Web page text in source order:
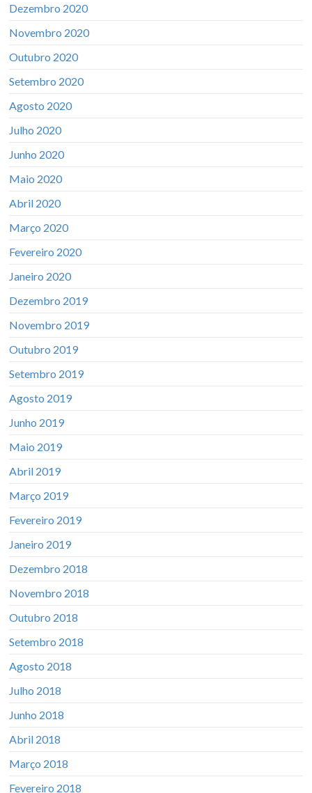
Dezembro 2020
Novembro 2020
Outubro 2020
Setembro 2020
Agosto 2020
Julho 2020
Junho 2020
Maio 2020
Abril 2020
Março 2020
Fevereiro 2020
Janeiro 2020
Dezembro 2019
Novembro 2019
Outubro 2019
Setembro 2019
Agosto 2019
Junho 2019
Maio 2019
Abril 2019
Março 2019
Fevereiro 2019
Janeiro 2019
Dezembro 2018
Novembro 2018
Outubro 2018
Setembro 2018
Agosto 2018
Julho 2018
Junho 2018
Abril 2018
Março 2018
Fevereiro 2018